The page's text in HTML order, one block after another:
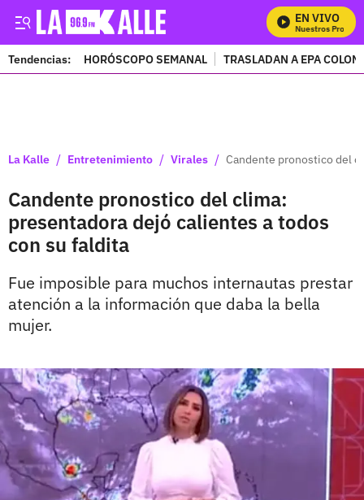
EN VIVO
Mira Todos Nuestros
Tendencias: HORÓSCOPO SEMANAL TRASLADAN A EPA
La Kalle / Entretenimiento / Virales / Candente pronostico del
Candente pronostico del clima:
presentadora dejó calientes a todos
con su faldita
Fue imposible para muchos internautas prestar
atención a la información que daba la bella
mujer.